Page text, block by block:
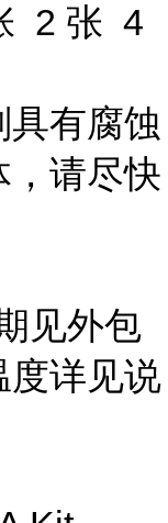
2 张 4
有腐蚀
，请尽快
见外包
度详见说